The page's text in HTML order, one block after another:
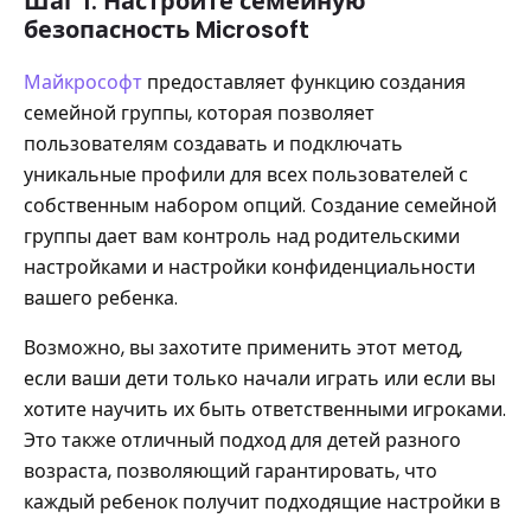
безопасность Microsoft
Майкрософт предоставляет функцию создания
семейной группы, которая позволяет
пользователям создавать и подключать
уникальные профили для всех пользователей с
собственным набором опций. Создание семейной
группы дает вам контроль над родительскими
настройками и настройки конфиденциальности
вашего ребенка.
Возможно, вы захотите применить этот метод,
если ваши дети только начали играть или если вы
хотите научить их быть ответственными игроками.
Это также отличный подход для детей разного
возраста, позволяющий гарантировать, что
каждый ребенок получит подходящие настройки в